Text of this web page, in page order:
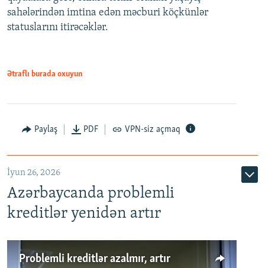
Auto 240p 360p 480p
720p 1080p
720p
sahələrindən imtina edən məcburi köçkünlər
statuslarını itirəcəklər.
Ətraflı burada oxuyun
Paylaş PDF VPN-siz açmaq
İyun 26, 2026
Azərbaycanda problemli
kreditlər yenidən artır
Problemli kreditlər azalmır, artır